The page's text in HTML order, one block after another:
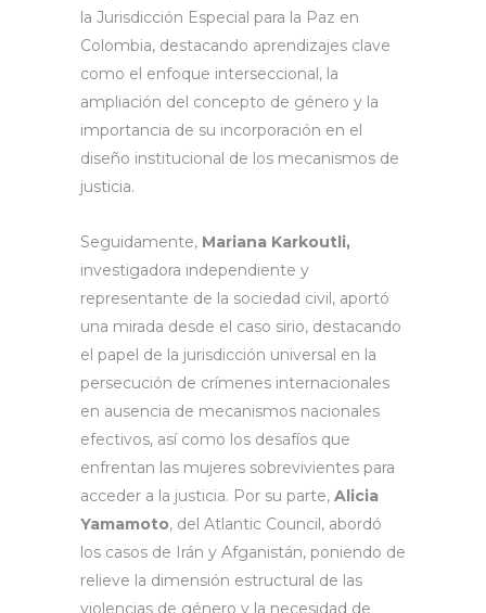
la Jurisdicción Especial para la Paz en
Colombia, destacando aprendizajes clave
como el enfoque interseccional, la
ampliación del concepto de género y la
importancia de su incorporación en el
diseño institucional de los mecanismos de
justicia.
Seguidamente, Mariana Karkoutli,
investigadora independiente y
representante de la sociedad civil, aportó
una mirada desde el caso sirio, destacando
el papel de la jurisdicción universal en la
persecución de crímenes internacionales
en ausencia de mecanismos nacionales
efectivos, así como los desafíos que
enfrentan las mujeres sobrevivientes para
acceder a la justicia. Por su parte, Alicia
Yamamoto, del Atlantic Council, abordó
los casos de Irán y Afganistán, poniendo de
relieve la dimensión estructural de las
violencias de género y la necesidad de